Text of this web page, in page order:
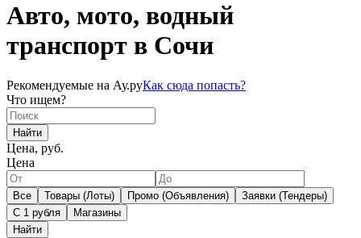
Авто, мото, водный
транспорт в Сочи
Рекомендуемые на Ау.руКак сюда попасть?
Что ищем?
Найти
Цена, руб.
Цена
Все Товары (Лоты) Промо (Объявления)
Заявки (Тендеры)
С 1 рубля
Магазины